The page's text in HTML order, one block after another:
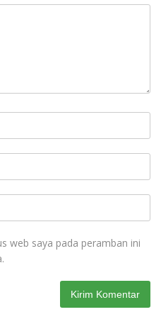
web saya pada peramban ini